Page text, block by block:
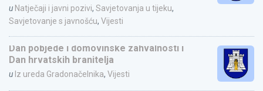
u Natječaji i javni pozivi, Savjetovanja u tijeku,
Savjetovanje s javnošću, Vijesti
Dan pobjede i domovinske zahvalnosti i
Dan hrvatskih branitelja
u Iz ureda Gradonačelnika, Vijesti